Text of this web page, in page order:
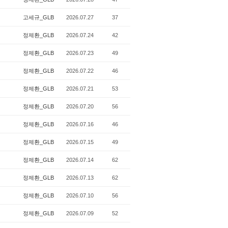
고세규_GLB 2026.07.27 37
정제환_GLB 2026.07.24 42
정제환_GLB 2026.07.23 49
정제환_GLB 2026.07.22 46
정제환_GLB 2026.07.21 53
정제환_GLB 2026.07.20 56
정제환_GLB 2026.07.16 46
정제환_GLB 2026.07.15 49
정제환_GLB 2026.07.14 62
정제환_GLB 2026.07.13 62
정제환_GLB 2026.07.10 56
정제환_GLB 2026.07.09 52